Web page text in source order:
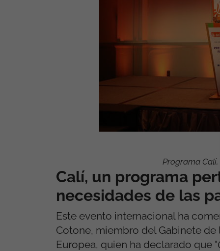
Programa
Calí, un programa
necesidades de las
Este evento internacional ha
Cotone, miembro del Gabinete de
Europea, quien ha declarado que "